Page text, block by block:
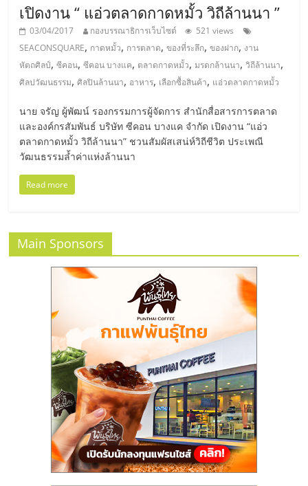
ไชส์"
เปิดงาน “ แอ่วตลาดกาดหมั้ว วิถีล้านนา ”
03/04/2017 กองบรรณาธิการเว็บไซต์
521 views
SEACONSQUARE, กาดหมั้ว, การตลาด,ของที่ระลึก,ของฝาก, งาน
หัตถศิลป์,ซีคอน,ซีคอน บางแค, ตลาดกาดหมั้ว,มรดกล้านนา,วิถีล้านนา,
ศิลปวัฒนธรรม,ศิลปินล้านนา, อาหาร, เลือกซื้อสินค้า, แอ่วตลาดกาดหมั้ว
นาย จรัญ ผู้พัฒน์ รองกรรมการผู้จัดการ สำนักสื่อสารการตลาด
และองค์กรสัมพันธ์ บริษัท ซีคอน บางแค จำกัด เปิดงาน “แอ่ว
ตลาดกาดหมั้ว วิถีล้านนา” ชวนสัมผัสเสน่ห์วิถีชีวิต ประเพณี
วัฒนธรรมล้ำค่าแห่งล้านนา
Read more
Main Sponsors